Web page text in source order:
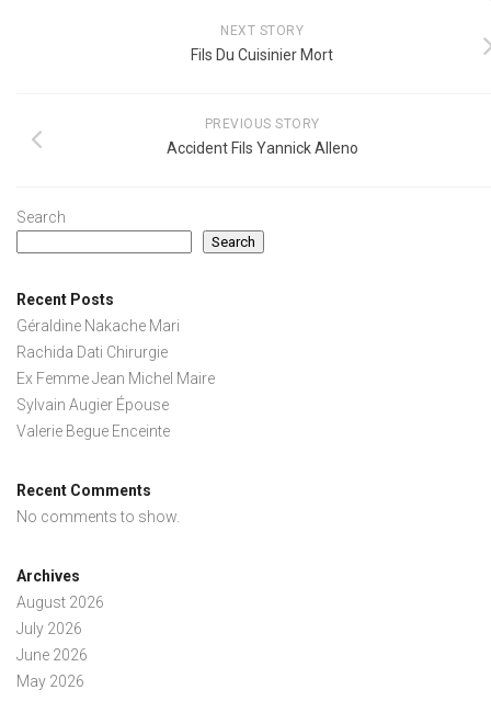
NEXT STORY
Fils Du Cuisinier Mort
PREVIOUS STORY
Accident Fils Yannick Alleno
Search
Search
Recent Posts
Géraldine Nakache Mari
Rachida Dati Chirurgie
Ex Femme Jean Michel Maire
Sylvain Augier Épouse
Valerie Begue Enceinte
Recent Comments
No comments to show.
Archives
August 2026
July 2026
June 2026
May 2026